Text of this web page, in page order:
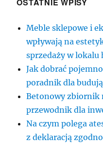
OSTATNIE WPISY
Meble sklepowe i
wpływają na
sprzedaży w lokalu
Jak dobrać
poradnik dla
Betonowy zbiornik
przewodnik dla
Na czym polega
z deklaracją